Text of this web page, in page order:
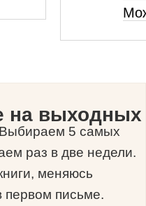
на выходных
Выбираем 5 самых
раз в две недели.
меняюсь
письме.